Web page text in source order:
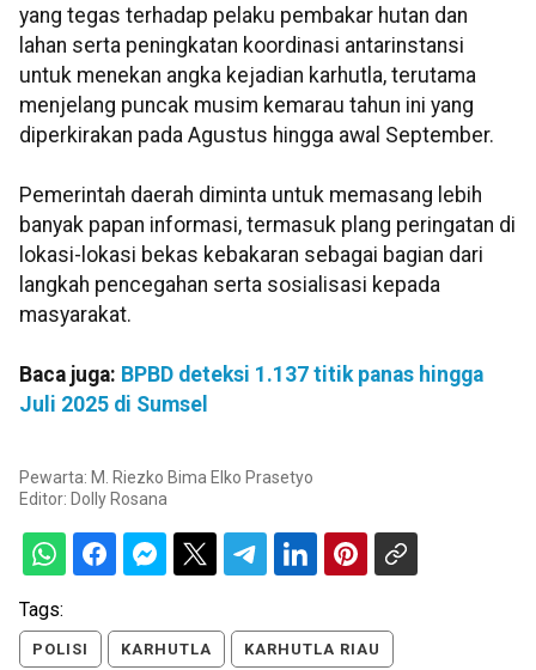
yang tegas terhadap pelaku pembakar hutan dan
lahan serta peningkatan koordinasi antarinstansi
untuk menekan angka kejadian karhutla, terutama
menjelang puncak musim kemarau tahun ini yang
diperkirakan pada Agustus hingga awal September.
Pemerintah daerah diminta untuk memasang lebih
banyak papan informasi, termasuk plang peringatan di
lokasi-lokasi bekas kebakaran sebagai bagian dari
langkah pencegahan serta sosialisasi kepada
masyarakat.
Baca juga: BPBD deteksi 1.137 titik panas hingga
Juli 2025 di Sumsel
Pewarta: M. Riezko Bima Elko Prasetyo
Editor: Dolly Rosana
Tags:
POLISI KARHUTLA KARHUTLA RIAU